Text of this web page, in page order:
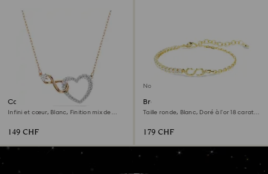
Collier Hyperbola
Infini et cœur, Blanc, Finition mix de
149 CHF
Nouveau
Bracelet Matrix
Taille ronde, Blanc, Doré à l’or 18 carats
179 CHF